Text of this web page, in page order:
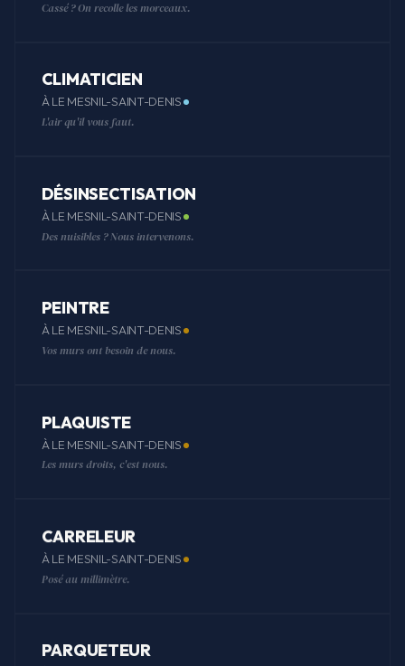
Cassé ? On recolle les morceaux.
CLIMATICIEN
À LE MESNIL-SAINT-DENIS
L'air qu'il vous faut.
DÉSINSECTISATION
À LE MESNIL-SAINT-DENIS
Des nuisibles ? Nous intervenons.
PEINTRE
À LE MESNIL-SAINT-DENIS
Vos murs ont besoin de nous.
PLAQUISTE
À LE MESNIL-SAINT-DENIS
Les murs droits, c'est nous.
CARRELEUR
À LE MESNIL-SAINT-DENIS
Posé au millimètre.
PARQUETEUR